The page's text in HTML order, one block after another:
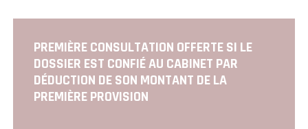
PREMIÈRE CONSULTATION OFFERTE SI LE
DOSSIER EST CONFIÉ AU CABINET PAR
DÉDUCTION DE SON MONTANT DE LA
PREMIÈRE PROVISION